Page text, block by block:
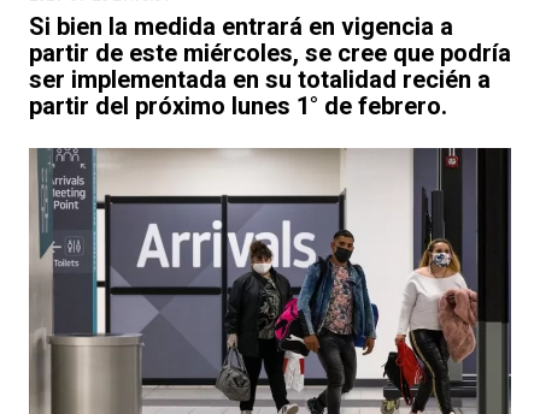
Si bien la medida entrará en vigencia a
partir de este miércoles, se cree que podría
ser implementada en su totalidad recién a
partir del próximo lunes 1° de febrero.